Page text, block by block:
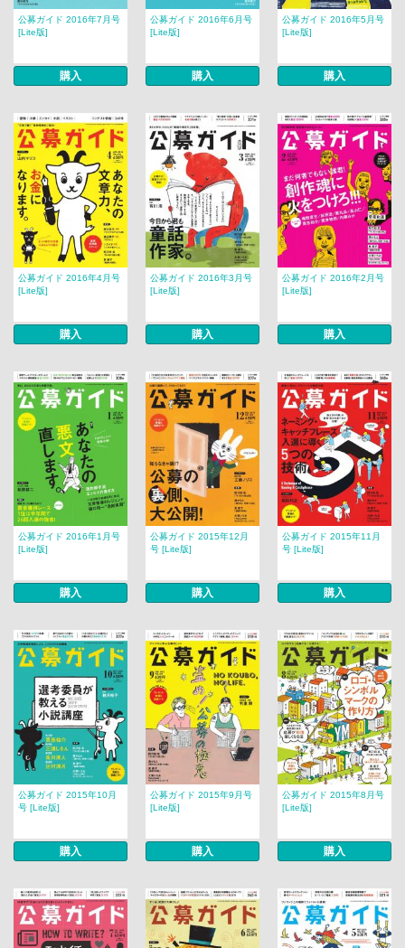
公募ガイド 2016年7月号
[Lite版]
購入
公募ガイド 2016年6月号
[Lite版]
購入
公募ガイド 2016年5月号
[Lite版]
購入
公募ガイド 2016年4月号
[Lite版]
購入
公募ガイド 2016年3月号
[Lite版]
購入
公募ガイド 2016年2月号
[Lite版]
購入
公募ガイド 2016年1月号
[Lite版]
購入
公募ガイド 2015年12月
号 [Lite版]
購入
公募ガイド 2015年11月
号 [Lite版]
購入
公募ガイド 2015年10月
号 [Lite版]
購入
公募ガイド 2015年9月号
[Lite版]
購入
公募ガイド 2015年8月号
[Lite版]
購入